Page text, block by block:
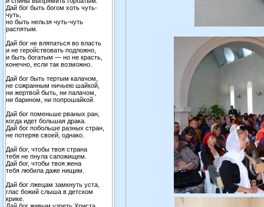
Дай бог быть богом хоть чуть-
чуть,
но быть нельзя чуть-чуть
распятым.
Дай бог не вляпаться во власть
и не геройствовать подложно,
и быть богатым — но не красть,
конечно, если так возможно.
Дай бог быть тертым калачом,
не сожранным ничьею шайкой,
ни жертвой быть, ни палачом,
ни барином, ни попрошайкой.
Дай бог поменьше рваных ран,
когда идет большая драка.
Дай бог побольше разных стран,
не потеряв своей, однако.
Дай бог, чтобы твоя страна
тебя не пнула сапожищем.
Дай бог, чтобы твоя жена
тебя любила даже нищим.
Дай бог лжецам замкнуть уста,
глас божий слыша в детском
крике.